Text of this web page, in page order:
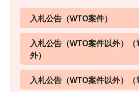
入札公告（WTO案件）
入札公告（WTO案件以外）（
外）
入札公告（WTO案件以外）（